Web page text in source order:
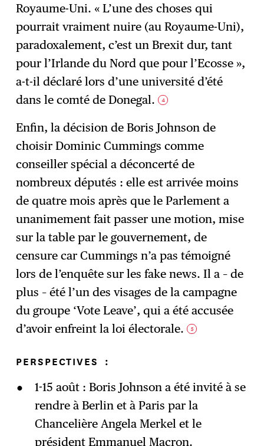
Royaume-Uni. « L’une des choses qui
pourrait vraiment nuire (au Royaume-Uni),
paradoxalement, c’est un Brexit dur, tant
pour l’Irlande du Nord que pour l’Ecosse »,
a-t-il déclaré lors d’une université d’été
dans le comté de Donegal. 4
Enfin, la décision de Boris Johnson de
choisir Dominic Cummings comme
conseiller spécial a déconcerté de
nombreux députés : elle est arrivée moins
de quatre mois après que le Parlement a
unanimement fait passer une motion, mise
sur la table par le gouvernement, de
censure car Cummings n’a pas témoigné
lors de l’enquête sur les fake news. Il a – de
plus – été l’un des visages de la campagne
du groupe ‘Vote Leave’, qui a été accusée
d’avoir enfreint la loi électorale. 5
PERSPECTIVES :
1-15 août : Boris Johnson a été invité à se
rendre à Berlin et à Paris par la
Chancelière Angela Merkel et le
président Emmanuel Macron.